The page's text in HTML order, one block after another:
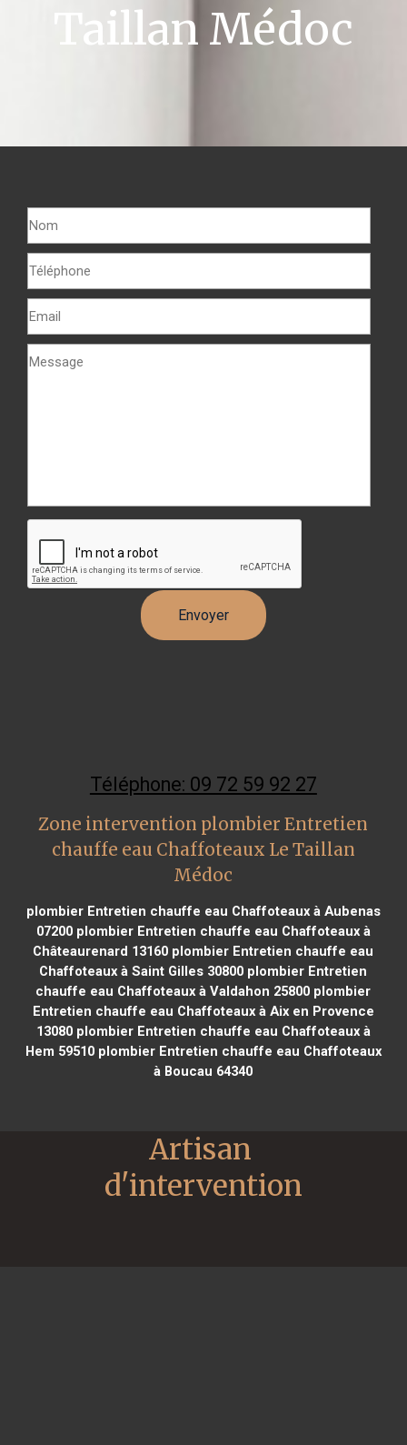
Taillan Médoc
Téléphone: 09 72 59 92 27
Zone intervention plombier Entretien
chauffe eau Chaffoteaux Le Taillan
Médoc
plombier Entretien chauffe eau Chaffoteaux à Aubenas
07200plombier Entretien chauffe eau Chaffoteaux à
Châteaurenard 13160 plombier Entretien chauffe eau
Chaffoteaux à Saint Gilles 30800 plombier Entretien
chauffe eau Chaffoteaux à Valdahon 25800 plombier
Entretien chauffe eau Chaffoteaux à Aix en Provence
13080plombier Entretien chauffe eau Chaffoteaux à
Hem 59510plombier Entretien chauffe eau Chaffoteaux
à Boucau 64340
Artisan
d'intervention